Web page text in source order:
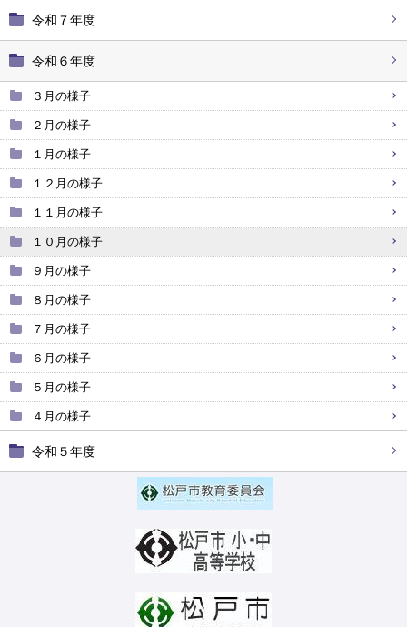
令和７年度
令和６年度
３月の様子
２月の様子
１月の様子
１２月の様子
１１月の様子
１０月の様子
９月の様子
８月の様子
７月の様子
６月の様子
５月の様子
４月の様子
令和５年度